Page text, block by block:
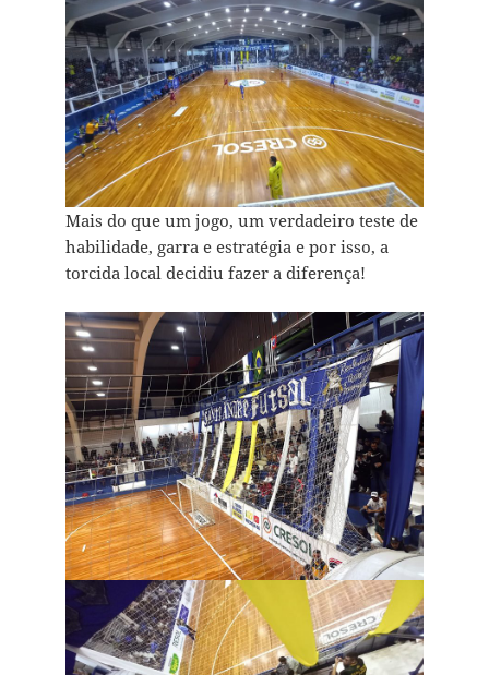
Mais do que um jogo, um verdadeiro teste de
habilidade, garra e estratégia e por isso, a
torcida local decidiu fazer a diferença!